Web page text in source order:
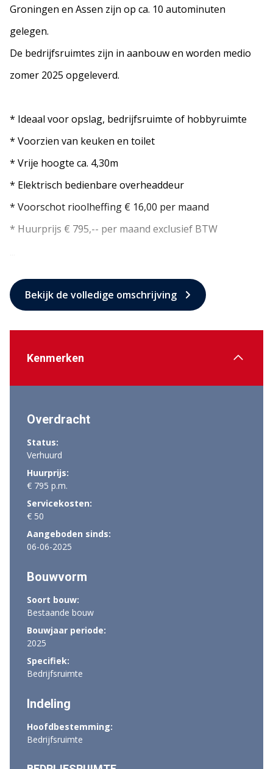
Groningen en Assen zijn op ca. 10 autominuten
gelegen.
De bedrijfsruimtes zijn in aanbouw en worden medio
zomer 2025 opgeleverd.
* Ideaal voor opslag, bedrijfsruimte of hobbyruimte
* Voorzien van keuken en toilet
* Vrije hoogte ca. 4,30m
* Elektrisch bedienbare overheaddeur
* Voorschot rioolheffing € 16,00 per maand
* Huurprijs € 795,-- per maand exclusief BTW
Bekijk de volledige omschrijving
Kenmerken
Overdracht
Status:
Verhuurd
Huurprijs:
€ 795 p.m.
Servicekosten:
€ 50
Aangeboden sinds:
06-06-2025
Bouwvorm
Soort bouw:
Bestaande bouw
Bouwjaar periode:
2025
Specifiek:
Bedrijfsruimte
Indeling
Hoofdbestemming:
Bedrijfsruimte